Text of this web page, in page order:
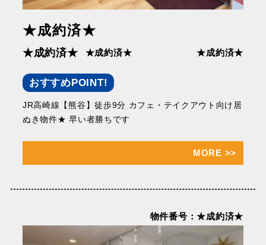
★成約済★
★成約済★ ★成約済★ ★成約済★
おすすめPOINT!
JR高崎線【熊谷】徒歩9分 カフェ・テイクアウト向け居
ぬき物件★ 早い者勝ちです
MORE >>
物件番号：★成約済★